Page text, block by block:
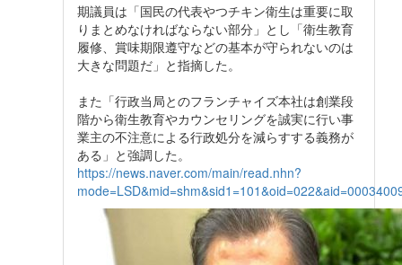
期議員は「国民の代表やつチキン衛生は重要に取
りまとめなければならない部分」とし「衛生教育
履修、賞味期限遵守などの基本が守られないのは
大きな問題だ」と指摘した。
また「行政当局とのフランチャイズ本社は創業段
階から衛生教育やカウンセリングを誠実に行い事
業主の不注意による行政処分を減らすする義務が
ある」と強調した。
https://news.naver.com/main/read.nhn?